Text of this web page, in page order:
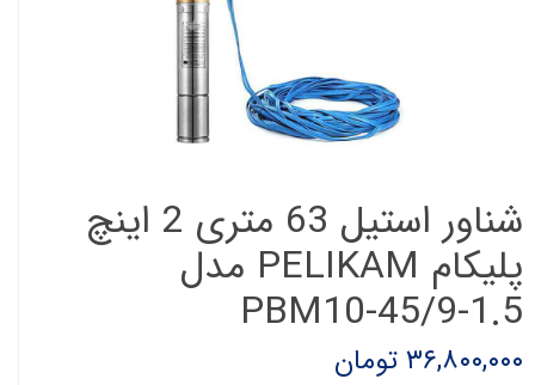
شناور استیل 63 متری 2 اینچ
پلیکام PELIKAM مدل
PBM10-45/9-1.5
۳۶,۸۰۰,۰۰۰ تومان